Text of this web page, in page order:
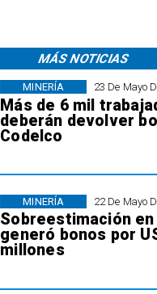
MÁS NOTICIAS
23 De Mayo
Más de 6 mil
deberán devolver
Codelco
MINERÍA
22 De Mayo
Sobreestimación
generó bonos por
millones
MINERÍA